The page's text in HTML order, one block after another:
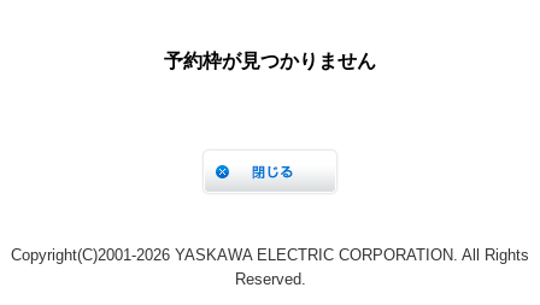
Copyright(C)2001‐2026 YASKAWA ELECTRIC CORPORATION. All Rights
Reserved.